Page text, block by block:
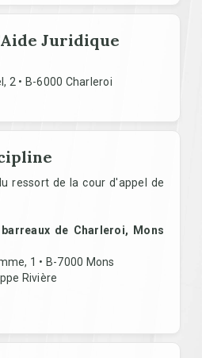
Juridique
2 • B-6000 Charleroi
ressort de la cour d'appel de
de Charleroi, Mons
1 • B-7000 Mons
Rivière